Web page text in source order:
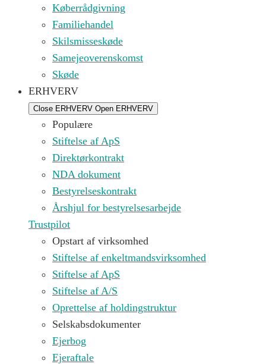
Køberrådgivning
Familiehandel
Skilsmisseskøde
Samejeoverenskomst
Skøde
ERHVERV
Close ERHVERV Open ERHVERV
Populære
Stiftelse af ApS
Direktørkontrakt
NDA dokument
Bestyrelseskontrakt
Årshjul for bestyrelsesarbejde
Trustpilot
Opstart af virksomhed
Stiftelse af enkeltmandsvirksomhed
Stiftelse af ApS
Stiftelse af A/S
Oprettelse af holdingstruktur
Selskabsdokumenter
Ejerbog
Ejeraftale